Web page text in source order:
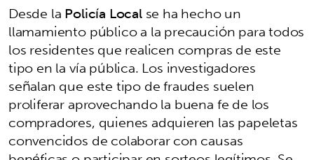
Desde laPolicía Localse ha hecho un
llamamiento público a la precaución para todos
los residentes que realicen compras de este
tipo en la vía pública. Los investigadores
señalan que este tipo de fraudes suelen
proliferar aprovechando la buena fe de los
compradores, quienes adquieren las papeletas
convencidos de colaborar con causas